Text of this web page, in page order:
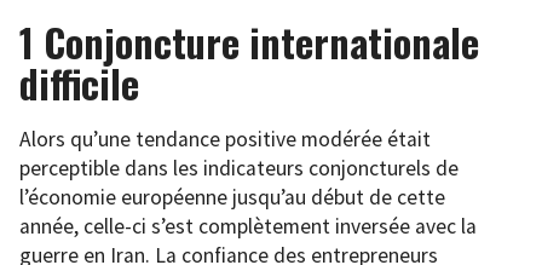
1 Conjoncture internationale
difficile
Alors qu’une tendance positive modérée était
perceptible dans les indicateurs conjoncturels de
l’économie européenne jusqu’au début de cette
année, celle-ci s’est complètement inversée avec la
guerre en Iran. La confiance des entrepreneurs